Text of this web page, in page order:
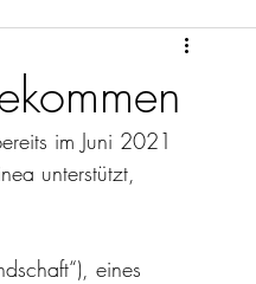
im Juni 2021
unterstützt,
eines